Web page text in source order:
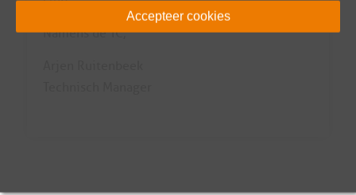
Namens de TC,
Accepteer cookies